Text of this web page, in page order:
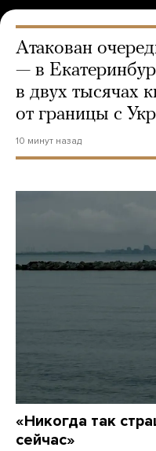
Атакован
— в
в двух тысячах
от границы с
10 минут назад
«Никогда так
сейчас»